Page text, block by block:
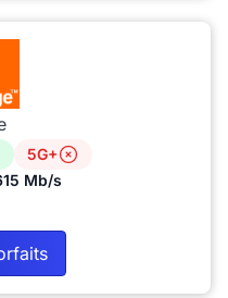
5G+
Mb/s